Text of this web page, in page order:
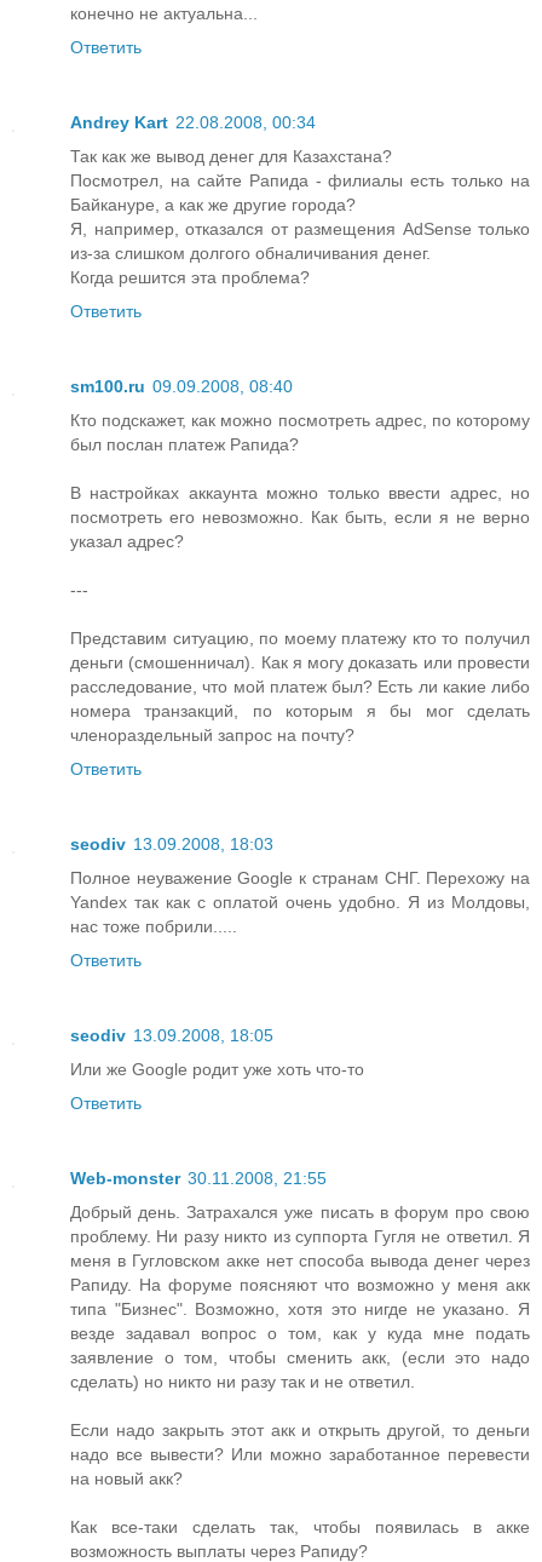
конечно не актуальна...
Ответить
Andrey Kart 22.08.2008, 00:34
Так как же вывод денег для Казахстана?
Посмотрел, на сайте Рапида - филиалы есть только на
Байкануре, а как же другие города?
Я, например, отказался от размещения AdSense только
из-за слишком долгого обналичивания денег.
Когда решится эта проблема?
Ответить
sm100.ru 09.09.2008, 08:40
Кто подскажет, как можно посмотреть адрес, по которому
был послан платеж Рапида?
В настройках аккаунта можно только ввести адрес, но
посмотреть его невозможно. Как быть, если я не верно
указал адрес?
---
Представим ситуацию, по моему платежу кто то получил
деньги (смошенничал). Как я могу доказать или провести
расследование, что мой платеж был? Есть ли какие либо
номера транзакций, по которым я бы мог сделать
членораздельный запрос на почту?
Ответить
seodiv 13.09.2008, 18:03
Полное неуважение Google к странам СНГ. Перехожу на
Yandex так как с оплатой очень удобно. Я из Молдовы,
нас тоже побрили.....
Ответить
seodiv 13.09.2008, 18:05
Или же Google родит уже хоть что-то
Ответить
Web-monster 30.11.2008, 21:55
Добрый день. Затрахался уже писать в форум про свою
проблему. Ни разу никто из суппорта Гугля не ответил. Я
меня в Гугловском акке нет способа вывода денег через
Рапиду. На форуме поясняют что возможно у меня акк
типа "Бизнес". Возможно, хотя это нигде не указано. Я
везде задавал вопрос о том, как у куда мне подать
заявление о том, чтобы сменить акк, (если это надо
сделать) но никто ни разу так и не ответил.
Если надо закрыть этот акк и открыть другой, то деньги
надо все вывести? Или можно заработанное перевести
на новый акк?
Как все-таки сделать так, чтобы появилась в акке
возможность выплаты через Рапиду?